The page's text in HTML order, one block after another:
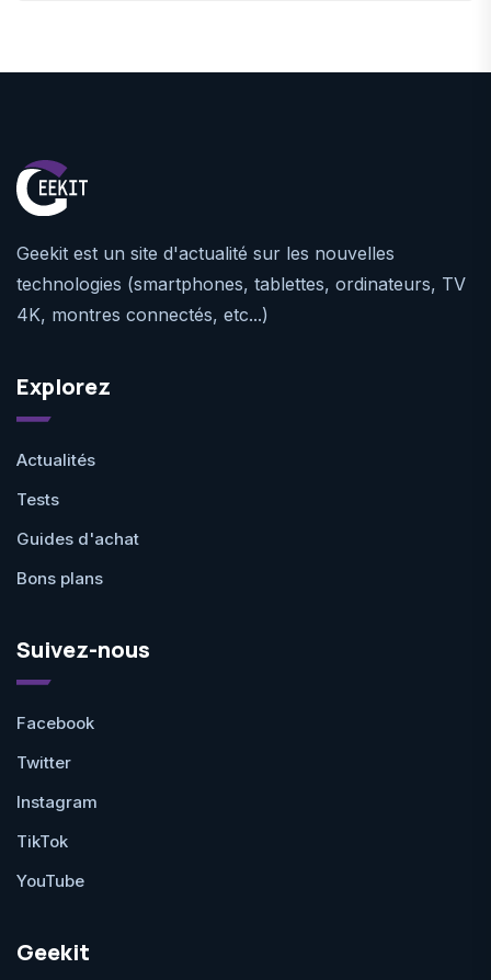
Geekit est un site d'actualité sur les nouvelles
technologies (smartphones, tablettes, ordinateurs, TV
4K, montres connectés, etc...)
Explorez
Actualités
Tests
Guides d'achat
Bons plans
Suivez-nous
Facebook
Twitter
Instagram
TikTok
YouTube
Geekit